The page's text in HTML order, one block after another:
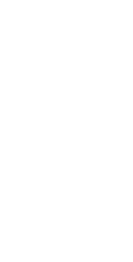
significa que
legal, o contar
exige que usted
conformidad con
servicios
de forma
de una
software